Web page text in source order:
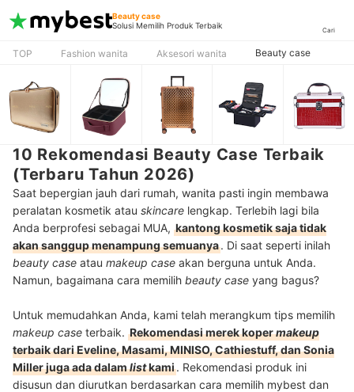
Beauty case
Solusi Memilih Produk Terbaik
Cari
TOP Fashion wanita Aksesori wanita Beauty case
10 Rekomendasi Beauty Case Terbaik
(Terbaru Tahun 2026)
Saat bepergian jauh dari rumah, wanita pasti ingin membawa
peralatan kosmetik atau skincare lengkap. Terlebih lagi bila
Anda berprofesi sebagai MUA, kantong kosmetik saja tidak
akan sanggup menampung semuanya. Di saat seperti inilah
beauty case atau makeup case akan berguna untuk Anda.
Namun, bagaimana cara memilih beauty case yang bagus?
Untuk memudahkan Anda, kami telah merangkum tips memilih
makeup case terbaik. Rekomendasi merek kopermakeup
terbaik dari Eveline, Masami, MINISO, Cathiestuff, dan Sonia
Miller juga ada dalamlistkami. Rekomendasi produk ini
disusun dan diurutkan berdasarkan cara memilih mybest dan